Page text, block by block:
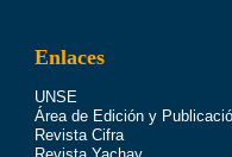
Enlaces
UNSE
Área de Edición y
Revista Cifra